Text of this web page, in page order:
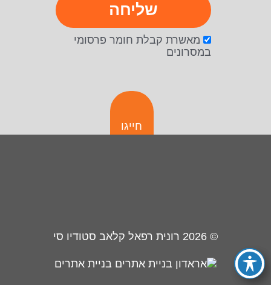
מאשרת קבלת חומר פרסומי
במסרונים
שליחה
חייגו
© 2026 רונית רפאל קלאב סטודיו סי
בניית אתרים